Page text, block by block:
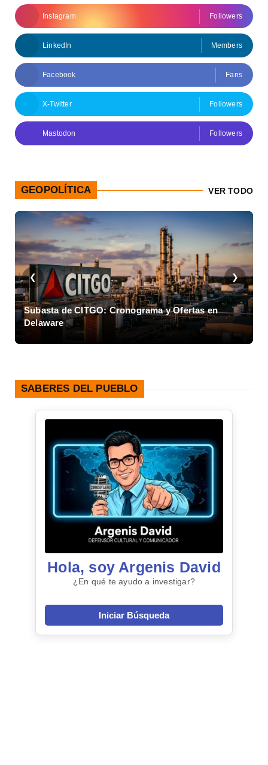
Instagram Followers
LinkedIn Members
Facebook Fans
X-Twitter Followers
Mastodon Followers
GEOPOLÍTICA VER TODO
❮
Subasta de CITGO: Cronograma y Ofertas en
Delaware
❯
SABERES DEL PUEBLO
Hola, soy Argenis David
¿En qué te ayudo a investigar?
Iniciar Búsqueda